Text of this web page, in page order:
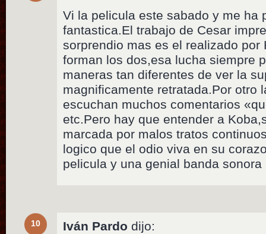
Vi la pelicula este sabado y me ha
fantastica.El trabajo de Cesar
sorprendio mas es el realizado por
forman los dos,esa lucha siempre
maneras tan diferentes de ver la
magnificamente retratada.Por otro
escuchan muchos comentarios
etc.Pero hay que entender a
marcada por malos tratos
logico que el odio viva en su
pelicula y una genial banda sonora
10 Iván Pardo dijo: